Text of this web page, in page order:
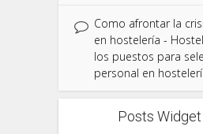
Como afrontar la
en hostelería -
los puestos para
personal en
Posts